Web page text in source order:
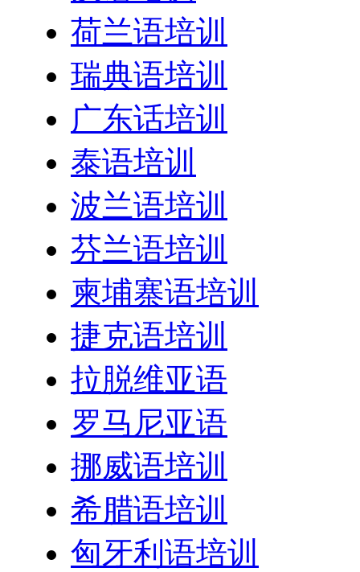
荷兰语培训
瑞典语培训
广东话培训
泰语培训
波兰语培训
芬兰语培训
柬埔寨语培训
捷克语培训
拉脱维亚语
罗马尼亚语
挪威语培训
希腊语培训
匈牙利语培训